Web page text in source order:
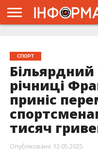
СПОРТ
Більярдний
річниці
приніс
тисяч
Опубліковано 12.05.2025